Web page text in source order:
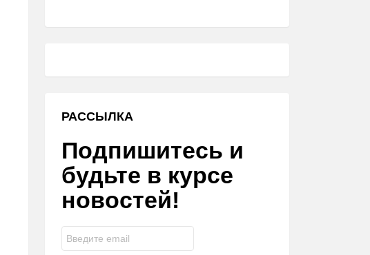
РАССЫЛКА
Подпишитесь и
будьте в курсе
новостей!